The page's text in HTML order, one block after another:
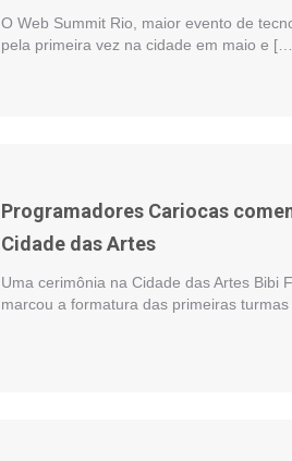
O Web Summit Rio, maior evento de
pela primeira vez na cidade em maio e
Programadores Cariocas
Cidade das Artes
Uma cerimônia na Cidade das Artes Bibi
marcou a formatura das primeiras